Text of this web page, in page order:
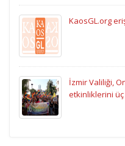
KaosGL.org
İzmir Valiliği,
etkinliklerini